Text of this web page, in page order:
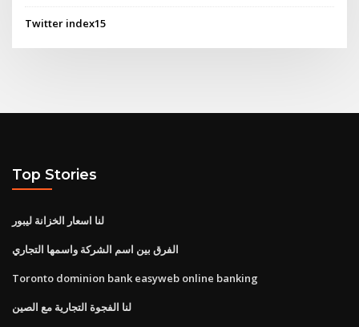
Twitter index15
Top Stories
لنا اسعار الخزانة ليبور
الفرق بين اسم الشركة واسمها التجاري
Toronto dominion bank easyweb online banking
لنا الفجوة التجارية مع الصين